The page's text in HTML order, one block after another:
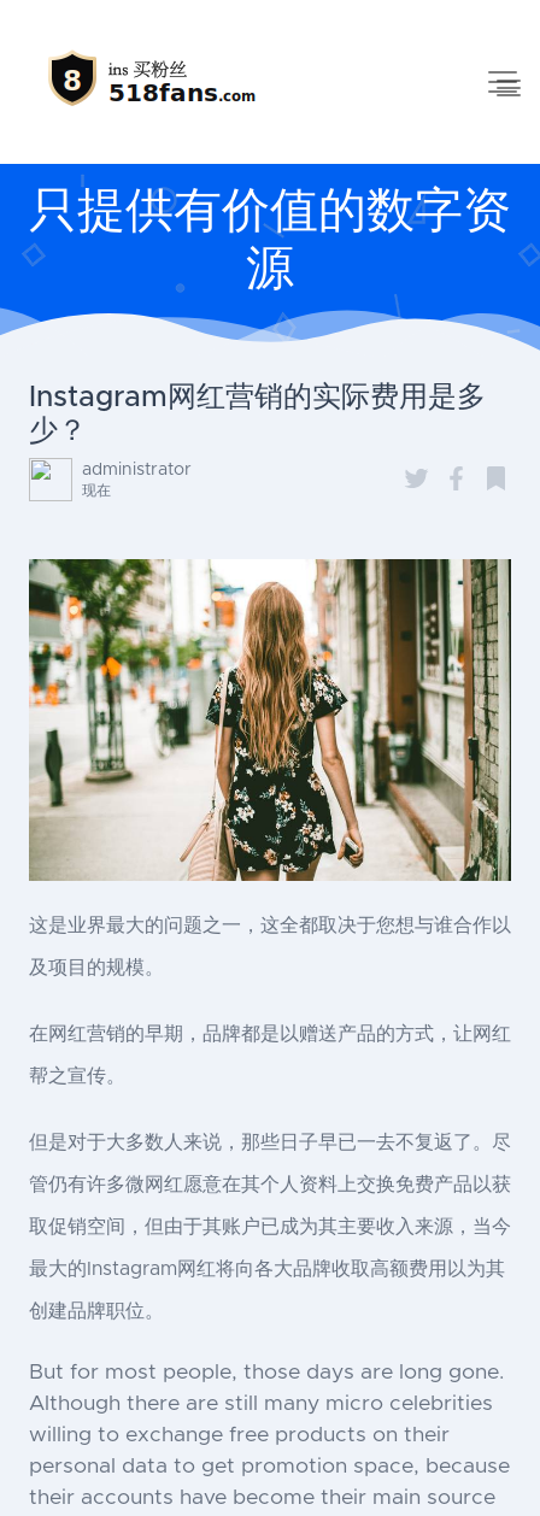
只提供有价值的数字资
源
Instagram网红营销的实际费用是多
少？
administrator
现在
这是业界最大的问题之一，这全都取决于您想与谁合作以
及项目的规模。
在网红营销的早期，品牌都是以赠送产品的方式，让网红
帮之宣传。
但是对于大多数人来说，那些日子早已一去不复返了。尽
管仍有许多微网红愿意在其个人资料上交换免费产品以获
取促销空间，但由于其账户已成为其主要收入来源，当今
最大的Instagram网红将向各大品牌收取高额费用以为其
创建品牌职位。
But for most people, those days are long gone.
Although there are still many micro celebrities
willing to exchange free products on their
personal data to get promotion space, because
their accounts have become their main source